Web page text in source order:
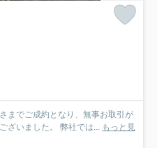
までご成約となり、無事お取引が
ざいました。 弊社では... もっと見